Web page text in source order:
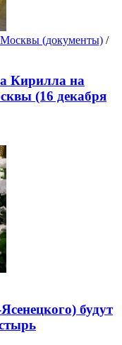
Москвы (документы) /
Кирилла на
(16 декабря
будут